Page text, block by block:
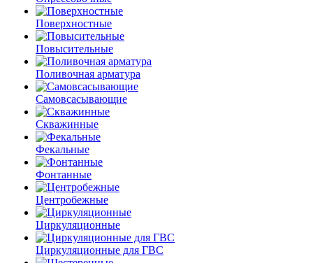
Поверхностные
Повысительные
Поливочная арматура
Самовсасывающие
Скважинные
Фекальные
Фонтанные
Центробежные
Циркуляционные
Циркуляционные для ГВС